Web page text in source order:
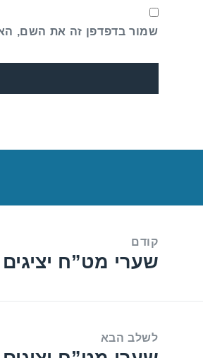
שמור בדפדפן זה את השם,
קודם
הפוסט
שערי מט”ח יציגים 29/10/2020
לשלב הבא